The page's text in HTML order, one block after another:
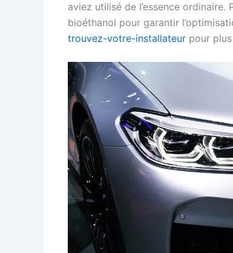
aviez utilisé de l’essence
bioéthanol pour garantir
trouvez-votre-installateur pour plus